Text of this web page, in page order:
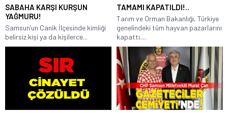
SABAHA KARŞI KURŞUN
YAĞMURU!
Samsun’un Canik İlçesinde kimliği
belirsiz kişi ya da kişilerce...
TAMAMI KAPATILDI!..
Tarım ve Orman Bakanlığı, Türkiye
genelindeki tüm hayvan pazarlarını
kapattı....